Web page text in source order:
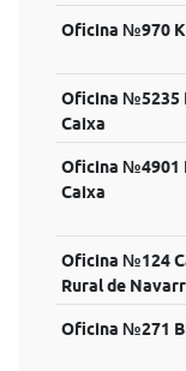
Oficina №970
Oficina №5235
Caixa
Oficina №4901
Caixa
Oficina №124
Rural de
Oficina №271